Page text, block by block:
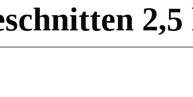
2,5